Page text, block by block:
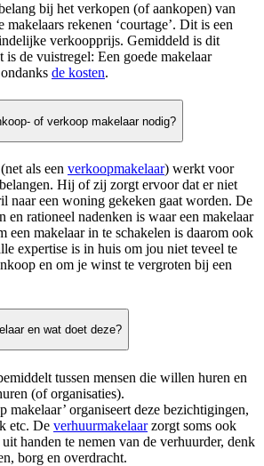
bij het verkopen (of aankopen) van
rekenen ‘courtage’. Dit is een
verkoopprijs. Gemiddeld is dit
is de vuistregel: Een goede makelaar
de kosten.
of verkoop makelaar nodig?
als een verkoopmakelaar) werkt voor
Hij of zij zorgt ervoor dat er niet
naar een woning gekeken gaat worden. De
en rationeel nadenken is waar een makelaar
een makelaar in te schakelen is daarom ook
expertise is in huis om jou niet teveel te
en om je winst te vergroten bij een
en wat doet deze?
tussen mensen die willen huren en
(of organisaties).
makelaar’ organiseert deze bezichtigingen,
etc. De verhuurmakelaarzorgt soms ook
handen te nemen van de verhuurder, denk
borg en overdracht.